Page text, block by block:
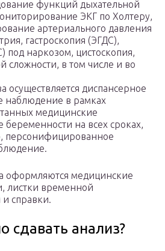
функций дыхательной
ЭКГ по Холтеру,
артериального давления
гастроскопия (ЭГДС),
под наркозом, цистоскопия,
сложности, в том числе и во
осуществляется диспансерное
наблюдение в рамках
медицинские
на всех сроках,
персонифицированное
оформляются медицинские
листки временной
и справки.
сдавать анализ?